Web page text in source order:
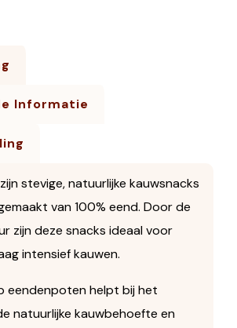
Informatie
stevige, natuurlijke kauwsnacks
van 100% eend. Door de
zijn deze snacks ideaal voor
intensief kauwen.
eendenpoten helpt bij het
natuurlijke kauwbehoefte en